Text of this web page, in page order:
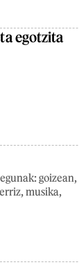
egotzita
goizean,
musika,